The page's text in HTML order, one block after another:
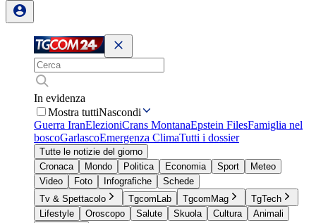
In evidenza
Mostra tuttiNascondi
Guerra IranElezioniCrans MontanaEpstein FilesFamiglia nel
boscoGarlascoEmergenza ClimaTutti i dossier
Tutte le notizie del giorno
Cronaca
Mondo Politica Economia Sport
Meteo
Video
Foto Infografiche
Schede
Tv & Spettacolo
TgcomLab TgcomMag
TgTech
Lifestyle
Oroscopo Salute Skuola Cultura
Animali